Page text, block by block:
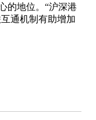
的地位。“沪深港
通机制有助增加